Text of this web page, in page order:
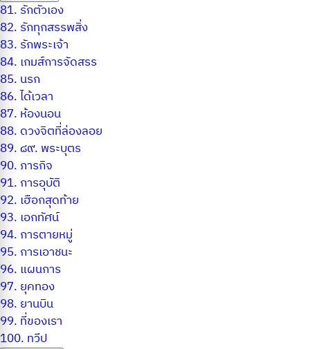
81. รักตัวเอง
82. รักทุกสรรพสิ่ง
83. รักพระเจ้า
84. เกมส์การจัดสรร
85. นรก
86.ได้เวลา
87. ห้องนอน
88. ดวงจิตที่ล่องลอย
89. ๘๙. พระบุตร
90. ภารกิจ
91. การอุบัติ
92. เฮือกสุดท้าย
93. เอกทัศน์
94. การตายหมู่
95. การเอาชนะ
96. แผนการ
97. ยุคทอง
98. ยานบิน
99. ที่ของเรา
100. ทวีป